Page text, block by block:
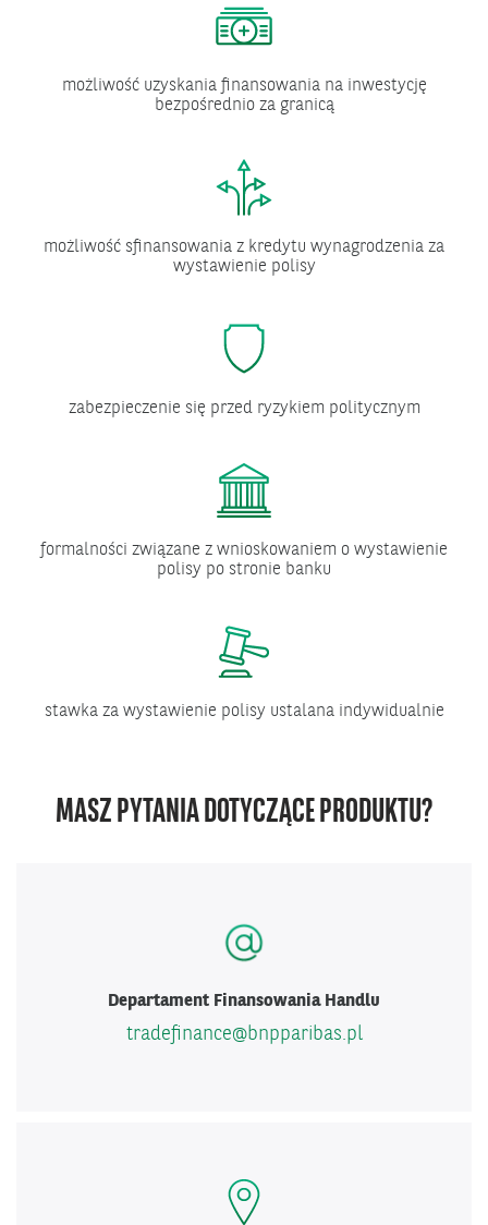
możliwość uzyskania finansowania na inwestycję
bezpośrednio za granicą
możliwość sfinansowania z kredytu wynagrodzenia za
wystawienie polisy
zabezpieczenie się przed ryzykiem politycznym
formalności związane z wnioskowaniem o wystawienie
polisy po stronie banku
stawka za wystawienie polisy ustalana indywidualnie
MASZ PYTANIA DOTYCZĄCE PRODUKTU?
Departament Finansowania Handlu
tradefinance@bnpparibas.pl